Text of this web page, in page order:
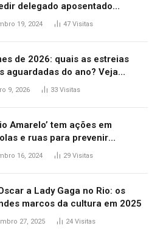
delegado aposentado
confusão no trânsito
19, 2024 47 Visitas
de 2026: quais as estreias
aguardadas do ano? Veja
lançamentos do cinema
9, 2026 33 Visitas
Amarelo’ tem ações em
e ruas para prevenir
no trânsito no AP
16, 2024 29 Visitas
a Lady Gaga no Rio: os
marcos da cultura em 2025
27, 2025 24 Visitas